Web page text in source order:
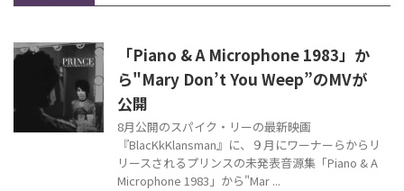
「Piano & A Microphone 1983」か
ら"Mary Don’t You Weep”のMVが
公開
8月公開のスパイク・リーの最新映画
『BlacKkKlansman』に、９月にワーナーらからリ
リースされるプリンスの未発表音源集「Piano & A
Microphone 1983」から"Mar ...